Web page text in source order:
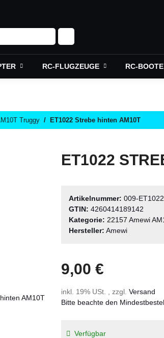
RC-FLUGZEUGE RC-BOOTE
Truggy ET1022 Strebe hinten AM10T
ET1022
Artikelnummer: 009-ET1022
GTIN: 4260414189142
Kategorie: 22157 Amewi
Hersteller: Amewi
9,00 €
inkl. 19% USt. , zzgl. Versand
Bitte beachte den
Verfügbar